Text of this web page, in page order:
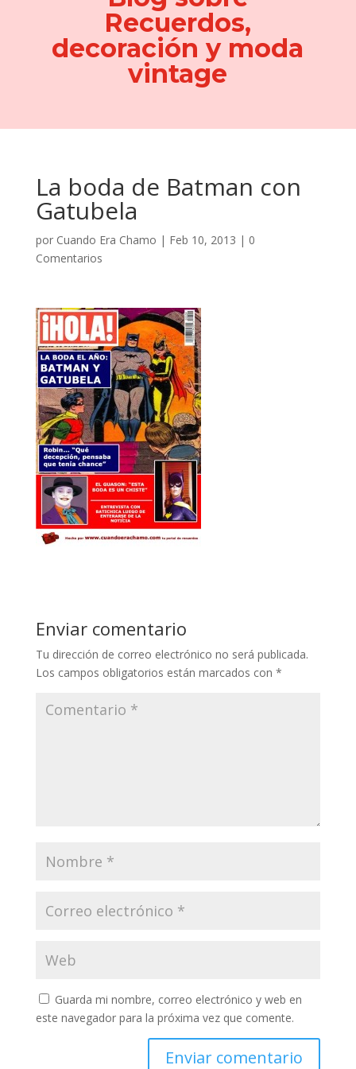
Recuerdos,
decoración y moda
vintage
La boda de Batman con
Gatubela
por Cuando Era Chamo | Feb 10, 2013 | 0
Comentarios
Enviar comentario
Tu dirección de correo electrónico no será publicada.
Los campos obligatorios están marcados con *
Guarda mi nombre, correo electrónico y web en
este navegador para la próxima vez que comente.